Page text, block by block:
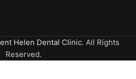
Helen Dental Clinic. All Rights
Reserved.